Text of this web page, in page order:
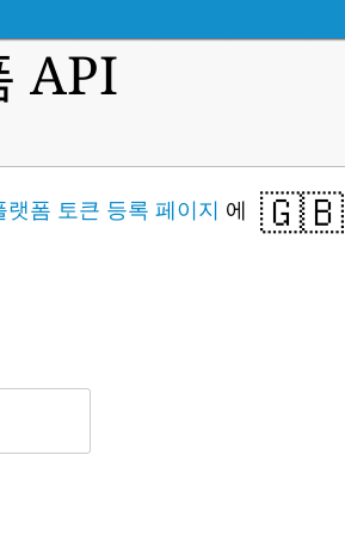
API
🇬🇧
랫폼 토큰 등록 페이지 에